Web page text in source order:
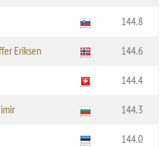
144.8
Eriksen 144.6
144.4
144.3
144.0